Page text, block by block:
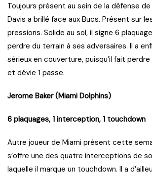
Toujours présent au sein de la défense de
Davis a brillé face aux Bucs. Présent sur
pressions. Solide au sol, il signe 6
perdre du terrain à ses adversaires. Il a
sérieux en couverture, puisqu’il fait
et dévie 1 passe.
Jerome Baker (Miami Dolphins)
6 plaquages, 1 interception, 1 touchdown
Autre joueur de Miami présent cette
s’offre une des quatre interceptions de
laquelle il marque un touchdown. Il a